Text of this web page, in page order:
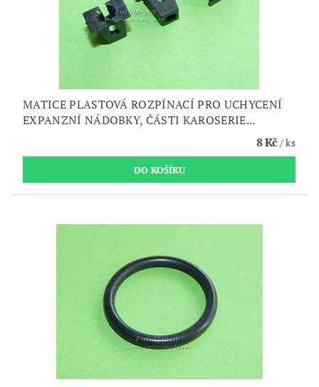
MATICE PLASTOVÁ ROZPÍNACÍ PRO UCHYCENÍ
EXPANZNÍ NÁDOBKY, ČÁSTI KAROSERIE...
8 Kč/ ks